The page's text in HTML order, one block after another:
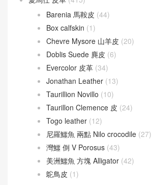
Roulis(190)
Roulis 18(155)
Roulis 23(20)
Verrou(130)
Verrou 17 (74)
Verrou 21 (55)
愛馬仕(60)
Berline(9)
Cherche(24)
Victoria (8)
愛馬仕 拖鞋(121)
愛馬仕 皮革(415)